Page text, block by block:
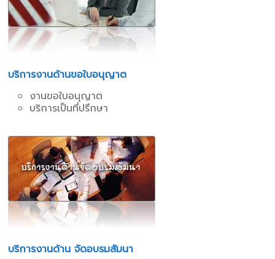
บริการงานด้านขอใบอนุญาต
งานขอใบอนุญาต
บริการเป็นที่ปรึกษา
บริการงานด้าน จัดอบรมสัมนา